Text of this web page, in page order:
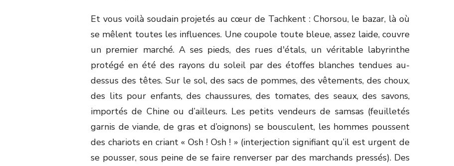
Et vous voilà soudain projetés au cœur de Tachkent : Chorsou, le bazar, là où
se mêlent toutes les influences. Une coupole toute bleue, assez laide, couvre
un premier marché. A ses pieds, des rues d'étals, un véritable labyrinthe
protégé en été des rayons du soleil par des étoffes blanches tendues au-
dessus des têtes. Sur le sol, des sacs de pommes, des vêtements, des choux,
des lits pour enfants, des chaussures, des tomates, des seaux, des savons,
importés de Chine ou d’ailleurs. Les petits vendeurs de samsas (feuilletés
garnis de viande, de gras et d’oignons) se bousculent, les hommes poussent
des chariots en criant « Osh ! Osh ! » (interjection signifiant qu’il est urgent de
se pousser, sous peine de se faire renverser par des marchands pressés). Des